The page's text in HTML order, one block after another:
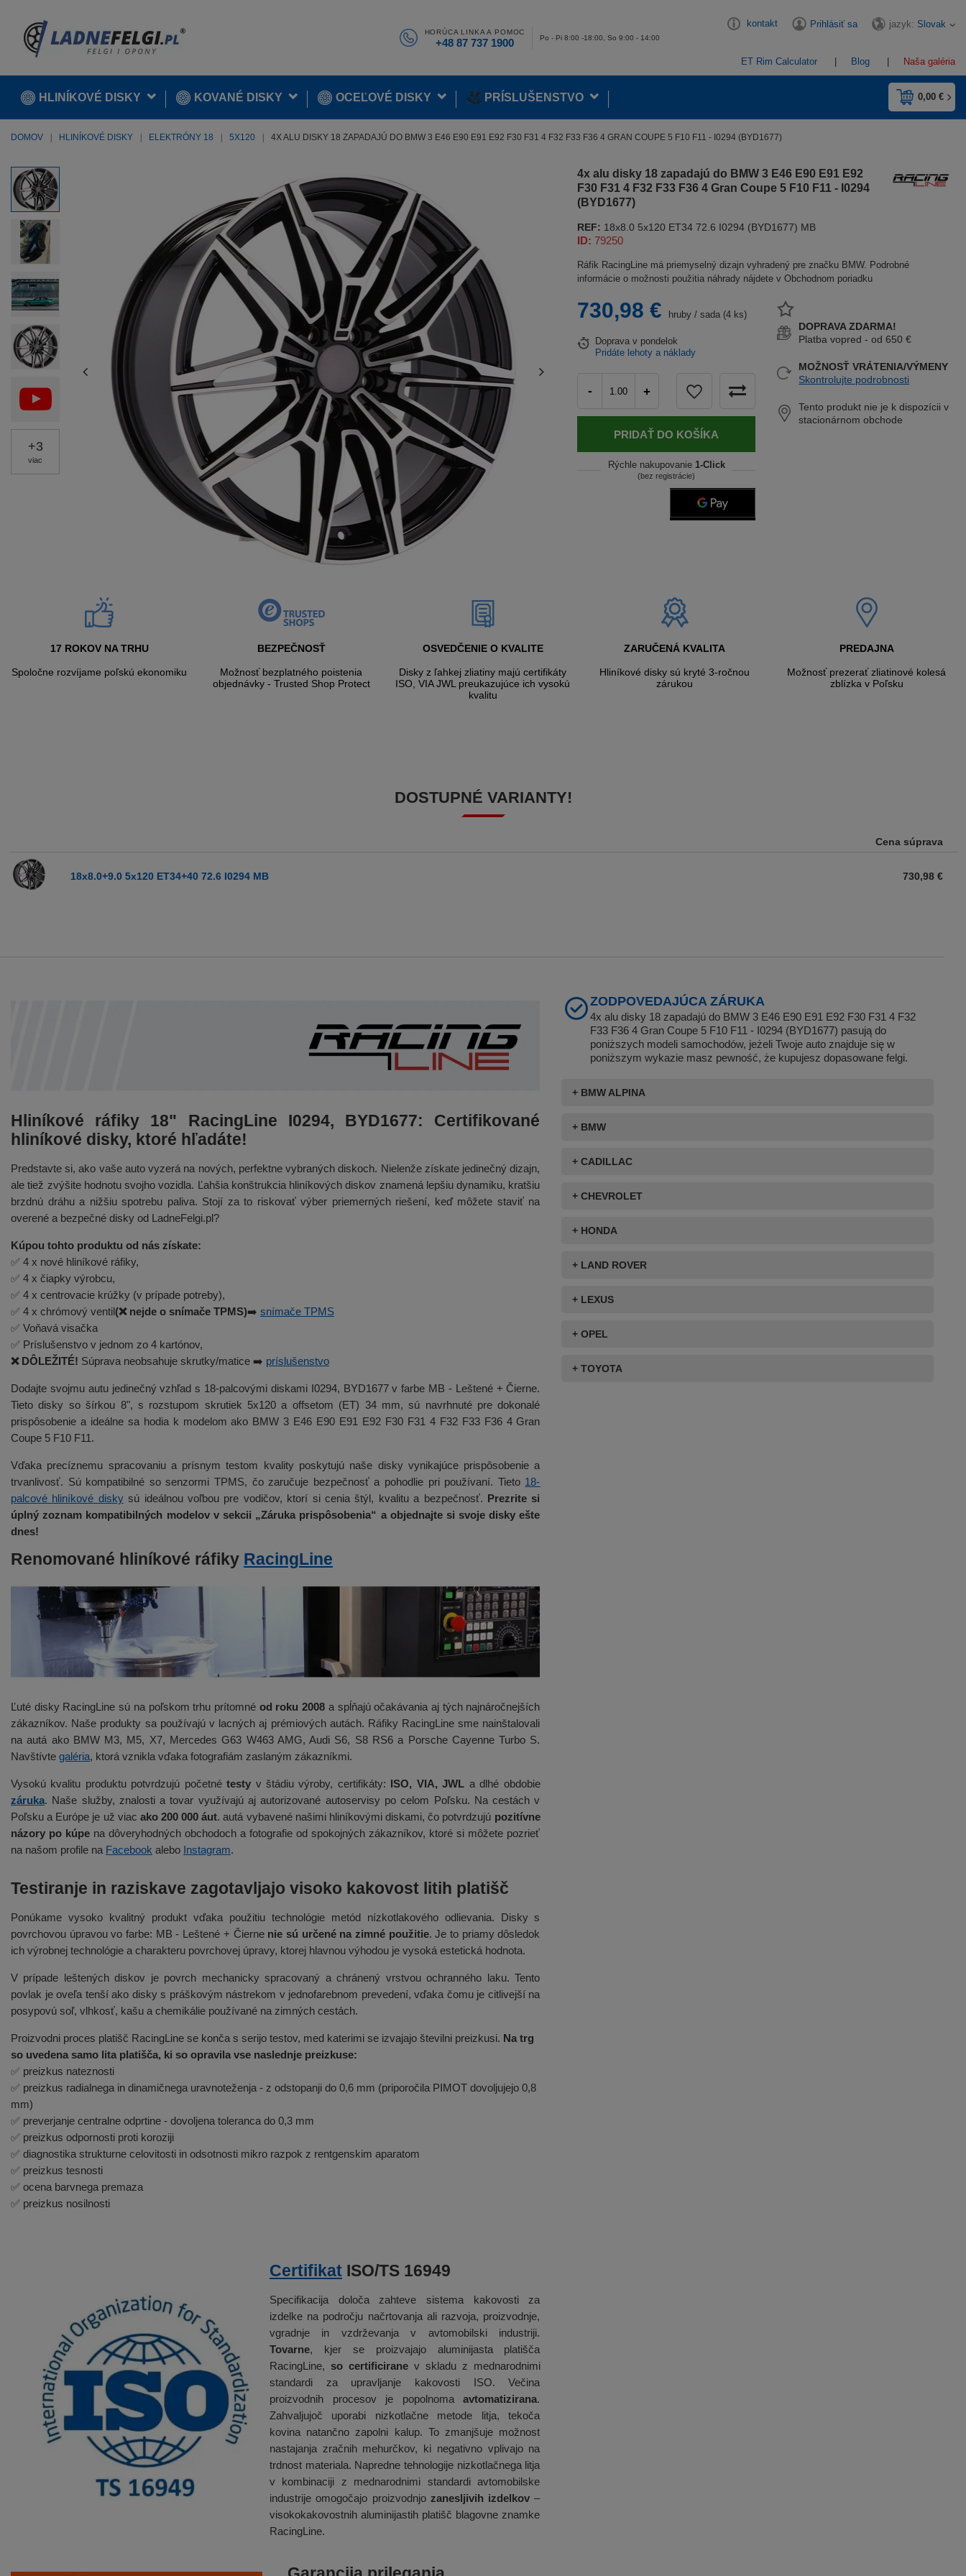
HORÚCA LINKA A POMOC
+48 87 737 1900 Po - Pi 8:00 -18:00, So 9:00 - 14:00
kontakt Prihlásiť sa jazyk: Slovak
ET Rim Calculator Blog Naša galéria
0,00 €
HLINÍKOVÉ DISKY KOVANÉ DISKY OCEĽOVÉ DISKY PRÍSLUŠENSTVO
DOMOV HLINÍKOVÉ DISKY ELEKTRÓNY 18 5X120 4X ALU DISKY 18 ZAPADAJÚ DO BMW 3 E46 E90 E91 E92 F30 F31 4 F32 F33 F36 4 GRAN COUPE 5 F10 F11 - I0294 (BYD1677)
4x alu disky 18 zapadajú do BMW 3 E46 E90 E91 E92
F30 F31 4 F32 F33 F36 4 Gran Coupe 5 F10 F11 - I0294
(BYD1677)
REF: 18x8.0 5x120 ET34 72.6 I0294 (BYD1677) MB
ID:79250
Ráfik RacingLine má priemyselný dizajn vyhradený pre značku BMW. Podrobné
informácie o možnosti použitia náhrady nájdete v Obchodnom poriadku
+3
viac
730,98 € hruby /sada (4 ks)
Dopravav pondelok
Pridáte lehoty a náklady
- +
PRIDAŤ DO KOŠÍKA
Rýchle nakupovanie 1-Click
(bez registrácie)
DOPRAVA ZDARMA!
Platba vopred - od 650 €
MOŽNOSŤ VRÁTENIA/VÝMENY
Skontrolujte podrobnosti
Tento produkt nie je k dispozícii v
stacionárnom obchode
17 ROKOV NA TRHU
Spoločne rozvíjame poľskú ekonomiku
BEZPEČNOSŤ
Možnosť bezplatného poistenia
objednávky - Trusted Shop Protect
OSVEDČENIE O KVALITE
Disky z ľahkej zliatiny majú certifikáty
ISO, VIA JWL preukazujúce ich vysokú
kvalitu
ZARUČENÁ KVALITA
Hliníkové disky sú kryté 3-ročnou
zárukou
PREDAJNA
Možnosť prezerať zliatinové kolesá
zblízka v Poľsku
DOSTUPNÉ VARIANTY!
Cena súprava
18x8.0+9.0 5x120 ET34+40 72.6 I0294 MB 730,98 €
Hliníkové ráfiky 18" RacingLine I0294, BYD1677: Certifikované
hliníkové disky, ktoré hľadáte!
Predstavte si, ako vaše auto vyzerá na nových, perfektne vybraných diskoch. Nielenže získate jedinečný dizajn,
ale tiež zvýšite hodnotu svojho vozidla. Ľahšia konštrukcia hliníkových diskov znamená lepšiu dynamiku, kratšiu
brzdnú dráhu a nižšiu spotrebu paliva. Stojí za to riskovať výber priemerných riešení, keď môžete staviť na
overené a bezpečné disky od LadneFelgi.pl?
Kúpou tohto produktu od nás získate:
✅ 4 x nové hliníkové ráfiky,
✅ 4 x čiapky výrobcu,
✅ 4 x centrovacie krúžky (v prípade potreby),
✅ 4 x chrómový ventil(❌ nejde o snímače TPMS)➡️ snímače TPMS
✅ Voňavá visačka
✅ Príslušenstvo v jednom zo 4 kartónov,
❌ DÔLEŽITÉ! Súprava neobsahuje skrutky/matice ➡️ príslušenstvo
Dodajte svojmu autu jedinečný vzhľad s 18-palcovými diskami I0294, BYD1677 v farbe MB - Leštené + Čierne.
Tieto disky so šírkou 8", s rozstupom skrutiek 5x120 a offsetom (ET) 34 mm, sú navrhnuté pre dokonalé
prispôsobenie a ideálne sa hodia k modelom ako BMW 3 E46 E90 E91 E92 F30 F31 4 F32 F33 F36 4 Gran
Coupe 5 F10 F11.
Vďaka precíznemu spracovaniu a prísnym testom kvality poskytujú naše disky vynikajúce prispôsobenie a
trvanlivosť. Sú kompatibilné so senzormi TPMS, čo zaručuje bezpečnosť a pohodlie pri používaní. Tieto 18-
palcové hliníkové diskysú ideálnou voľbou pre vodičov, ktorí si cenia štýl, kvalitu a bezpečnosť. Prezrite si
úplný zoznam kompatibilných modelov v sekcii „Záruka prispôsobenia“ a objednajte si svoje disky ešte
dnes!
Renomované hliníkové ráfiky RacingLine
Ľuté disky RacingLine sú na poľskom trhu prítomné od roku 2008 a spĺňajú očakávania aj tých najnáročnejších
zákazníkov. Naše produkty sa používajú v lacných aj prémiových autách. Ráfiky RacingLine sme nainštalovali
na autá ako BMW M3, M5, X7, Mercedes G63 W463 AMG, Audi S6, S8 RS6 a Porsche Cayenne Turbo S.
Navštívte galéria, ktorá vznikla vďaka fotografiám zaslaným zákazníkmi.
Vysokú kvalitu produktu potvrdzujú početnétesty v štádiu výroby, certifikáty: ISO, VIA, JWL a dlhé obdobie
záruka. Naše služby, znalosti a tovar využívajú aj autorizované autoservisy po celom Poľsku. Na cestách v
Poľsku a Európe je už viac ako 200 000 áut. autá vybavené našimi hliníkovými diskami, čo potvrdzujú pozitívne
názory po kúpe na dôveryhodných obchodoch a fotografie od spokojných zákazníkov, ktoré si môžete pozrieť
na našom profile na Facebook alebo Instagram.
Testiranje in raziskave zagotavljajo visoko kakovost litih platišč
Ponúkame vysoko kvalitný produkt vďaka použitiu technológie metód nízkotlakového odlievania. Disky s
povrchovou úpravou vo farbe: MB - Leštené + Čierne nie sú určené na zimné použitie. Je to priamy dôsledok
ich výrobnej technológie a charakteru povrchovej úpravy, ktorej hlavnou výhodou je vysoká estetická hodnota.
V prípade leštených diskov je povrch mechanicky spracovaný a chránený vrstvou ochranného laku. Tento
povlak je oveľa tenší ako disky s práškovým nástrekom v jednofarebnom prevedení, vďaka čomu je citlivejší na
posypovú soľ, vlhkosť, kašu a chemikálie používané na zimných cestách.
Proizvodni proces platišč RacingLine se konča s serijo testov, med katerimi se izvajajo številni preizkusi. Na trg
so uvedena samo lita platišča, ki so opravila vse naslednje preizkuse:
✅ preizkus nateznosti
✅ preizkus radialnega in dinamičnega uravnoteženja - z odstopanji do 0,6 mm (priporočila PIMOT dovoljujejo 0,8
mm)
✅ preverjanje centralne odprtine - dovoljena toleranca do 0,3 mm
✅ preizkus odpornosti proti koroziji
✅ diagnostika strukturne celovitosti in odsotnosti mikro razpok z rentgenskim aparatom
✅ preizkus tesnosti
✅ ocena barvnega premaza
✅ preizkus nosilnosti
Certifikat ISO/TS 16949
Specifikacija določa zahteve sistema kakovosti za
izdelke na področju načrtovanja ali razvoja, proizvodnje,
vgradnje in vzdrževanja v avtomobilski industriji.
Tovarne, kjer se proizvajajo aluminijasta platišča
RacingLine, so certificiranev skladu z mednarodnimi
standardi za upravljanje kakovosti ISO. Večina
proizvodnih procesov je popolnomaavtomatizirana.
Zahvaljujoč uporabi nizkotlačne metode litja, tekoča
kovina natančno zapolni kalup. To zmanjšuje možnost
nastajanja zračnih mehurčkov, ki negativno vplivajo na
trdnost materiala. Napredne tehnologije nizkotlačnega litja
v kombinaciji z mednarodnimi standardi avtomobilske
industrije omogočajo proizvodnjo zanesljivih izdelkov –
visokokakovostnih aluminijastih platišč blagovne znamke
RacingLine.
ZODPOVEDAJÚCA ZÁRUKA
4x alu disky 18 zapadajú do BMW 3 E46 E90 E91 E92 F30 F31 4 F32
F33 F36 4 Gran Coupe 5 F10 F11 - I0294 (BYD1677) pasują do
poniższych modeli samochodów, jeżeli Twoje auto znajduje się w
poniższym wykazie masz pewność, że kupujesz dopasowane felgi.
+ BMW ALPINA
+ BMW
+ CADILLAC
+ CHEVROLET
+ HONDA
+ LAND ROVER
+ LEXUS
+ OPEL
+ TOYOTA